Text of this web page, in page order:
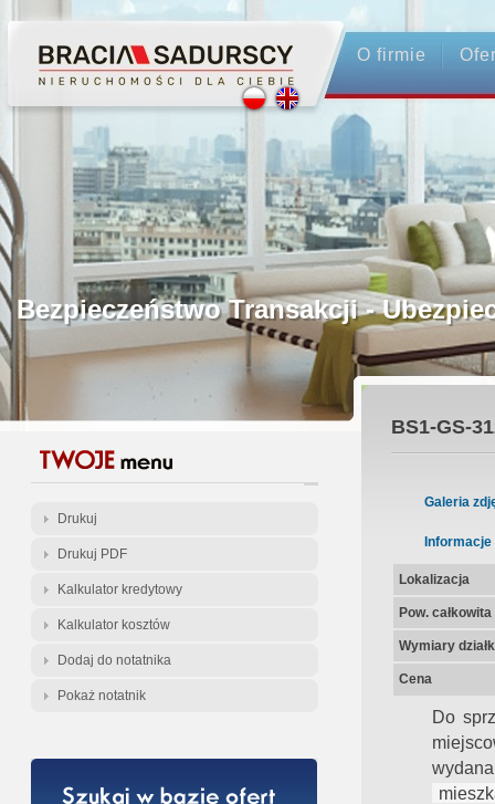
O firmie
Profesjonalne Pośrednictwo
Bezpieczeństwo Transakcji -
Licencjonowani Pośrednicy
Gratis - Przedwstępna Umowa
Drukuj
Drukuj PDF
Kalkulator kredytowy
Kalkulator kosztów
Dodaj do notatnika
Pokaż notatnik
BS1-GS-
Galeria
Informacje
Lokalizacja
Pow.
Wymiary
Cena
Do